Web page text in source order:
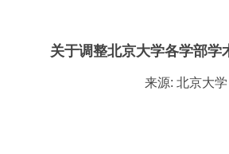
关于调整北京大学各学部学
来源: 北京大学